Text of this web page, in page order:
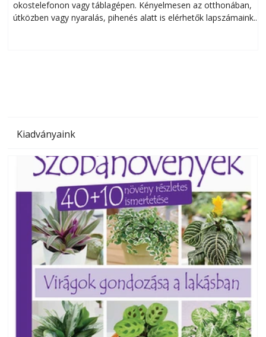
okostelefonon vagy táblagépen. Kényelmesen az otthonában,
útközben vagy nyaralás, pihenés alatt is elérhetők lapszámaink.
Kiadványaink